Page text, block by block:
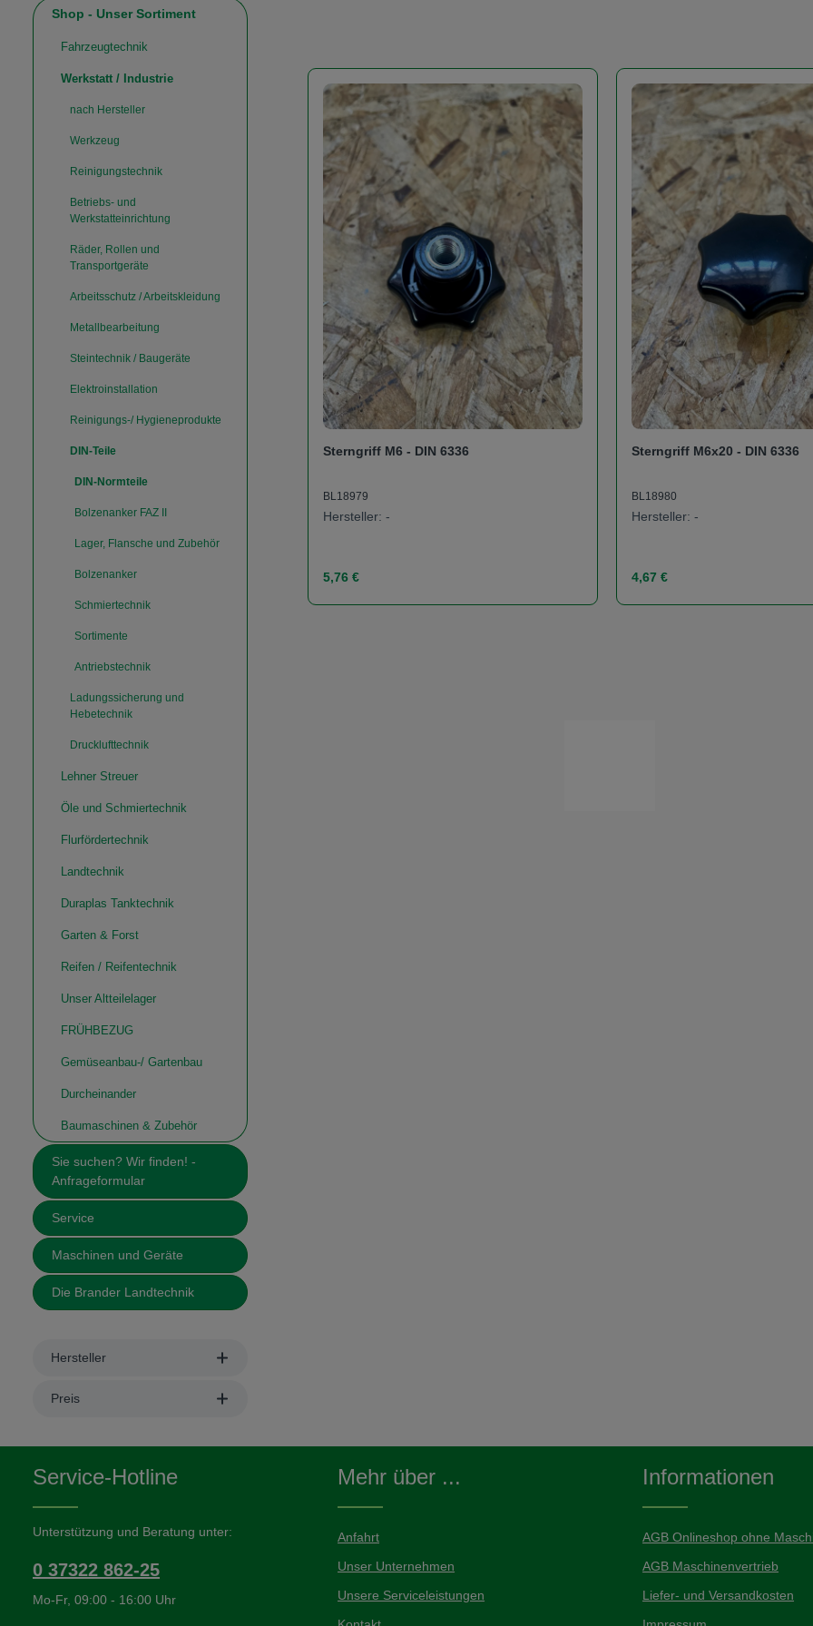
Shop - Unser Sortiment
Fahrzeugtechnik
Werkstatt / Industrie
nach Hersteller
Werkzeug
Reinigungstechnik
Betriebs- und
Werkstatteinrichtung
Räder, Rollen und
Transportgeräte
Arbeitsschutz / Arbeitskleidung
Metallbearbeitung
Steintechnik / Baugeräte
Elektroinstallation
Reinigungs-/ Hygieneprodukte
DIN-Teile
DIN-Normteile
Bolzenanker FAZ II
Lager, Flansche und Zubehör
Bolzenanker
Schmiertechnik
Sortimente
Antriebstechnik
Ladungssicherung und
Hebetechnik
Drucklufttechnik
Lehner Streuer
Öle und Schmiertechnik
Flurfördertechnik
Landtechnik
Duraplas Tanktechnik
Garten & Forst
Reifen / Reifentechnik
Unser Altteilelager
FRÜHBEZUG
Gemüseanbau-/ Gartenbau
Durcheinander
Baumaschinen & Zubehör
Sie suchen? Wir finden! -
Anfrageformular
Service
Maschinen und Geräte
Die Brander Landtechnik
Hersteller
Preis
Sterngriff M6 - DIN 6336
BL18979
Hersteller: -
Regulärer Preis:
5,76 €
Sterngriff M6x20 - DIN 6336
BL18980
Hersteller: -
Regulärer Preis:
4,67 €
Service-Hotline
Unterstützung und Beratung unter:
0 37322 862-25
Mo-Fr, 09:00 - 16:00 Uhr
Mehr über ...
Anfahrt
Unser Unternehmen
Unsere Serviceleistungen
Informationen
AGB Onlineshop ohne
AGB Maschinenvertrieb
Liefer- und Versandkosten